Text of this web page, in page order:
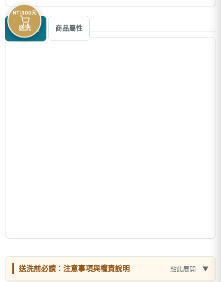
商品描述 商品屬性
送洗前必讀：注意事項與權責說明 點此展開
NT:300元
送洗